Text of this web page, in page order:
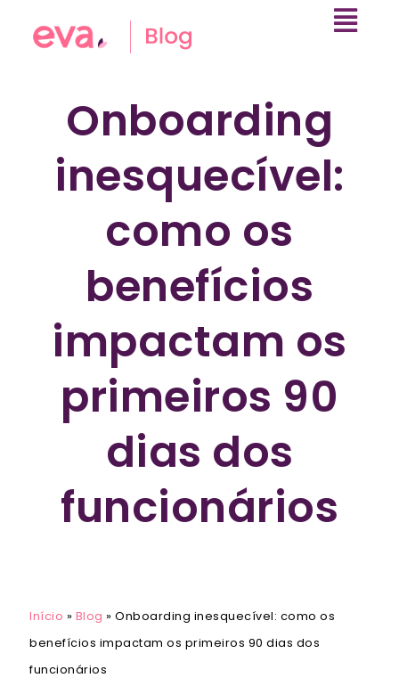
Onboarding
inesquecível:
como os
benefícios
impactam os
primeiros 90
dias dos
funcionários
Início » Blog » Onboarding inesquecível: como os
benefícios impactam os primeiros 90 dias dos
funcionários